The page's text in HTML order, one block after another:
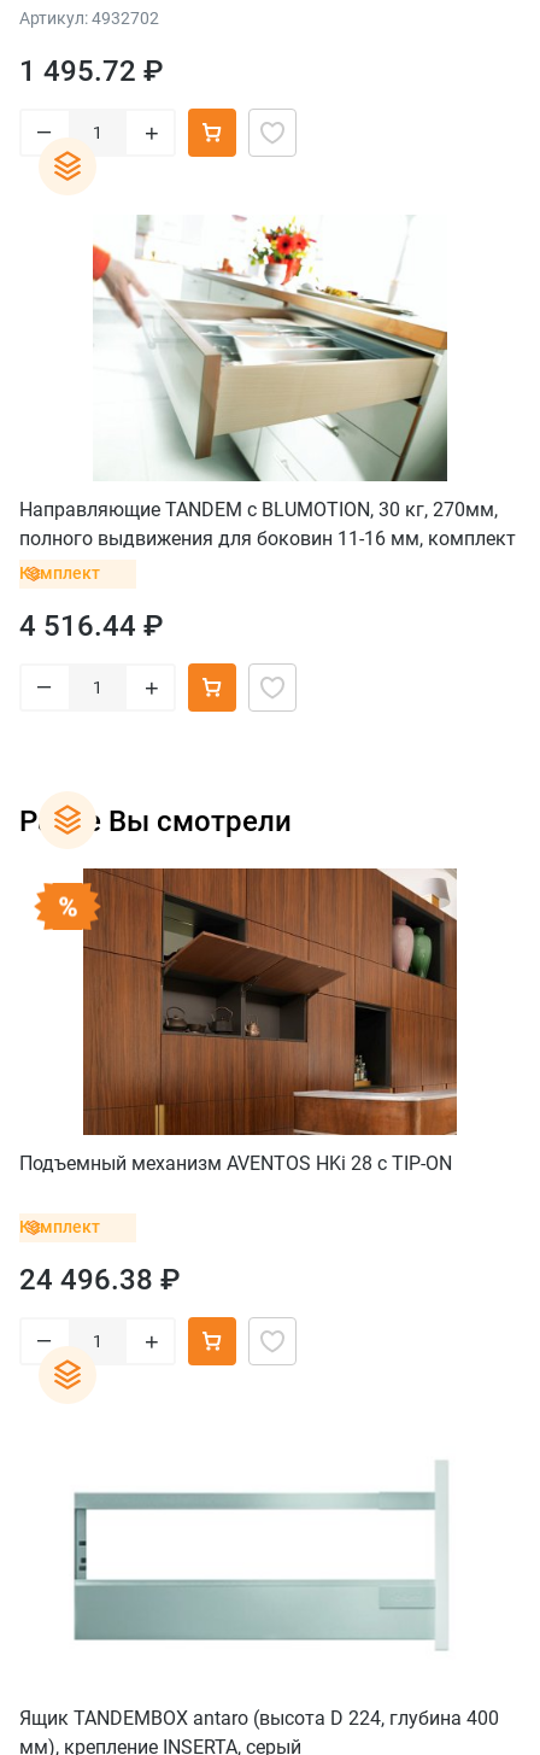
Артикул: 4932702
1 495.72 ₽
– +
Направляющие TANDEM с BLUMOTION, 30 кг, 270мм,
полного выдвижения для боковин 11-16 мм, комплект
Комплект
4 516.44 ₽
– +
Ранее Вы смотрели
Подъемный механизм AVENTOS HKi 28 с TIP-ON
Комплект
24 496.38 ₽
– +
Ящик TANDEMBOX antaro (высота D 224, глубина 400
мм), крепление INSERTA, серый